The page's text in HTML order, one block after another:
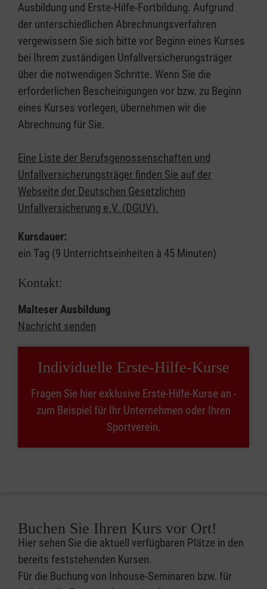
Ausbildung und Erste-Hilfe-Fortbildung. Aufgrund
der unterschiedlichen Abrechnungsverfahren
vergewissern Sie sich bitte vor Beginn eines Kurses
bei Ihrem zuständigen Unfallversicherungsträger
über die notwendigen Schritte. Wenn Sie die
erforderlichen Bescheinigungen vor bzw. zu Beginn
eines Kurses vorlegen, übernehmen wir die
Abrechnung für Sie.
Eine Liste der Berufsgenossenschaften und
Unfallversicherungsträger finden Sie auf der
Webseite der Deutschen Gesetzlichen
Unfallversicherung e.V. (DGUV).
Kursdauer:
ein Tag (9 Unterrichtseinheiten à 45 Minuten)
Kontakt:
Malteser Ausbildung
Nachricht senden
Individuelle Erste-Hilfe-Kurse
Fragen Sie hier exklusive Erste-Hilfe-Kurse an -
zum Beispiel für Ihr Unternehmen oder Ihren
Sportverein.
Buchen Sie Ihren Kurs vor Ort!
Hier sehen Sie die aktuell verfügbaren Plätze in den
bereits feststehenden Kursen.
Für die Buchung von Inhouse-Seminaren bzw. für